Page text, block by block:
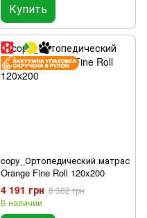
Купить
copy_Ортопедический матрас
Orange Fine Roll 120x200
4 191 грн 8 382 грн
В наличии